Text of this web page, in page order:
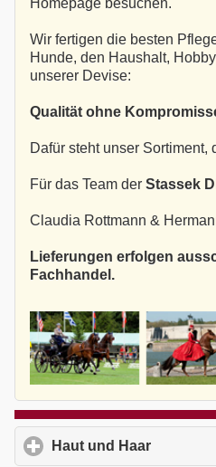
Homepage besuchen.
Wir fertigen die besten
Hunde, den Haushalt,
unserer Devise:
Qualität ohne
Dafür steht unser Sortiment,
Für das Team der Stassek
Claudia Rottmann &
Lieferungen erfolgen
Fachhandel.
Haut und Haar